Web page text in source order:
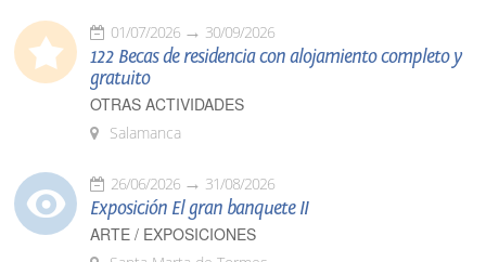
01/07/2026 30/09/2026
122 Becas de residencia con alojamiento completo y
gratuito
OTRAS ACTIVIDADES
Salamanca
26/06/2026 31/08/2026
Exposición El gran banquete II
ARTE / EXPOSICIONES